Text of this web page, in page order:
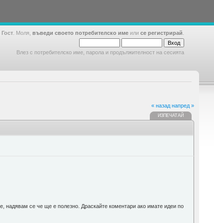
Гост . Моля, въведи своето потребителско име или се регистрирай
Влез с потребителско име, парола и продължителност на сесията
« назад напред »
ИЗПЕЧАТАЙ
надявам се че ще е полезно. Драскайте коментари ако имате идеи по